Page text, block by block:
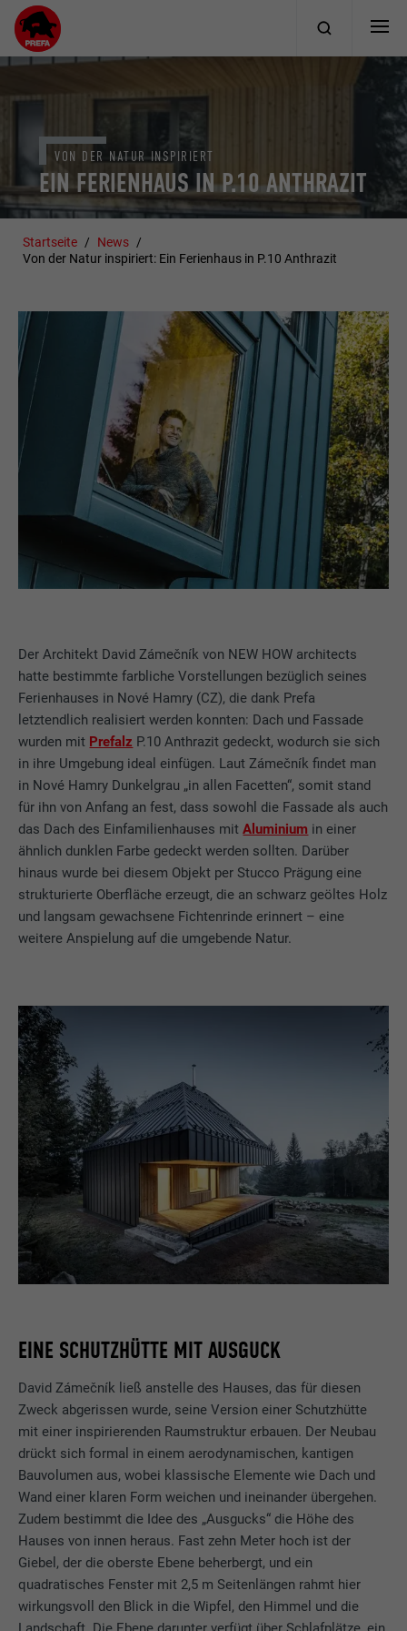
EIN FERIENHAUS IN P.10 ANTHRAZIT
VON DER NATUR INSPIRIERT
Startseite
News
Von der Natur inspiriert: Ein Ferienhaus in P.10 Anthrazit
Der Architekt David Zámečník von NEW HOW architects
hatte bestimmte farbliche Vorstellungen bezüglich seines
Ferienhauses in Nové Hamry (CZ), die dank Prefa
letztendlich realisiert werden konnten: Dach und Fassade
wurden mit Prefalz P.10 Anthrazit gedeckt, wodurch sie sich
in ihre Umgebung ideal einfügen. Laut Zámečník findet man
in Nové Hamry Dunkelgrau „in allen Facetten“, somit stand
für ihn von Anfang an fest, dass sowohl die Fassade als auch
das Dach des Einfamilienhauses mitAluminium in einer
ähnlich dunklen Farbe gedeckt werden sollten. Darüber
hinaus wurde bei diesem Objekt per Stucco Prägung eine
strukturierte Oberfläche erzeugt, die an schwarz geöltes Holz
und langsam gewachsene Fichtenrinde erinnert – eine
weitere Anspielung auf die umgebende Natur.
EINE SCHUTZHÜTTE MIT AUSGUCK
David Zámečník ließ anstelle des Hauses, das für diesen
Zweck abgerissen wurde, seine Version einer Schutzhütte
mit einer inspirierenden Raumstruktur erbauen. Der Neubau
drückt sich formal in einem aerodynamischen, kantigen
Bauvolumen aus, wobei klassische Elemente wie Dach und
Wand einer klaren Form weichen und ineinander übergehen.
Zudem bestimmt die Idee des „Ausgucks“ die Höhe des
Hauses von innen heraus. Fast zehn Meter hoch ist der
Giebel, der die oberste Ebene beherbergt, und ein
quadratisches Fenster mit 2,5 m Seitenlängen rahmt hier
wirkungsvoll den Blick in die Wipfel, den Himmel und die